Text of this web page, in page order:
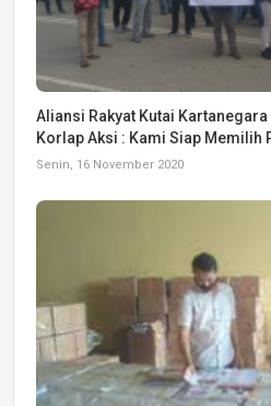
Aliansi Rakyat Kutai Kartanegara
Korlap Aksi : Kami Siap Memilih
Senin, 16 November 2020